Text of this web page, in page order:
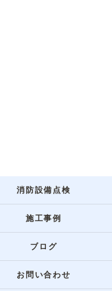
消防設備点検
施工事例
ブログ
お問い合わせ